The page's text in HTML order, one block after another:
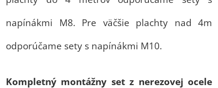
napínákmi M8. Pre väčšie plachty nad 4m
odporúčame sety s napínákmi M10.
Kompletný montážny set z nerezovej ocele